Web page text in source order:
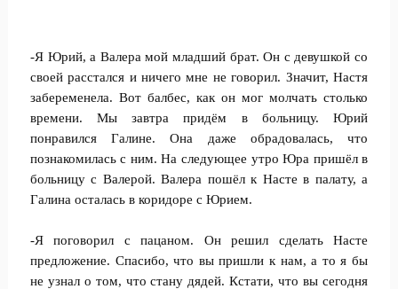
-Я Юрий, а Валера мой младший брат. Он с девушкой со
своей расстался и ничего мне не говорил. Значит, Настя
забеременела. Вот балбес, как он мог молчать столько
времени. Мы завтра придём в больницу. Юрий
понравился Галине. Она даже обрадовалась, что
познакомилась с ним. На следующее утро Юра пришёл в
больницу с Валерой. Валера пошёл к Насте в палату, а
Галина осталась в коридоре с Юрием.
-Я поговорил с пацаном. Он решил сделать Насте
предложение. Спасибо, что вы пришли к нам, а то я бы
не узнал о том, что стану дядей. Кстати, что вы сегодня